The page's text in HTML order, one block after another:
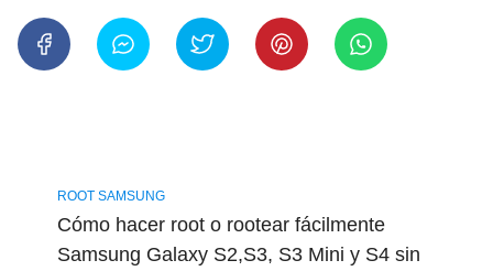
ROOT SAMSUNG
Cómo hacer root o rootear fácilmente
Samsung Galaxy S2,S3, S3 Mini y S4 sin